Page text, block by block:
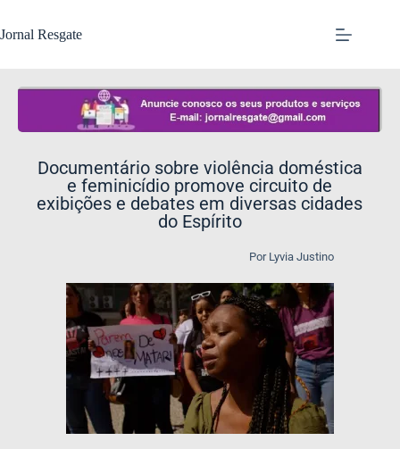
Jornal Resgate
Documentário sobre violência doméstica
e feminicídio promove circuito de
exibições e debates em diversas cidades
do Espírito
Por Lyvia Justino